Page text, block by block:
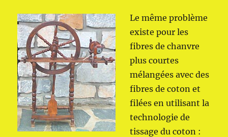
Le même problème
existe pour les
fibres de chanvre
plus courtes
mélangées avec des
fibres de coton et
filées en utilisant la
technologie de
tissage du coton :